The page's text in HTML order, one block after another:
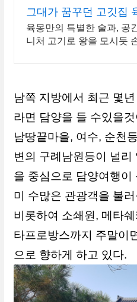
그대가 꿈꾸던 고깃집
육몽만의 특별한 술과, 공
니처 고기로 왕을 모시듯
남쪽 지방에서 최근 몇
라면 담양을 들 수있을
남땅끝마을, 여수, 순천
변의 구례남원등이 널
을 중심으로 담양여행이
미 수많은 관광객을 불
비롯하여 소쇄원, 메타
타프로방스까지 주말이
으로 향하게 하고 있다.